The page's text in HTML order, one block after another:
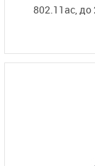
802.11ac, до